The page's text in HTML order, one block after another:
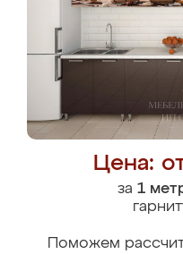
Цена:
за 1
Поможем